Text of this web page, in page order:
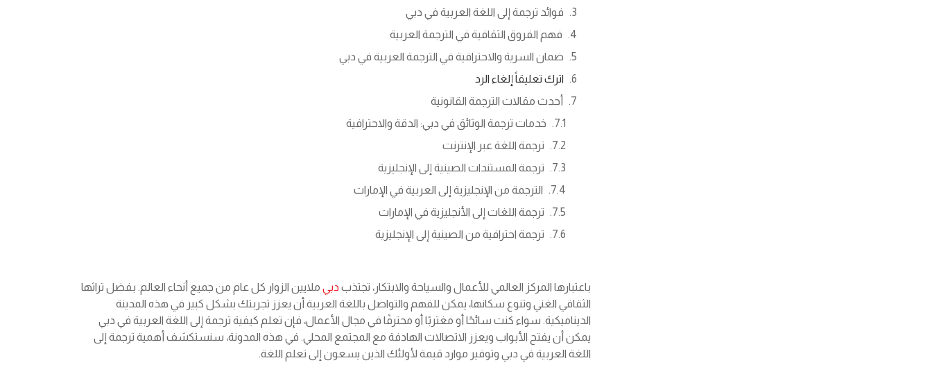
فوائد ترجمة إلى اللغة العربية في دبي
فهم الفروق الثقافية في الترجمة العربية
ضمان السرية والاحترافية في الترجمة العربية في دبي
اترك تعليقاً إلغاء الرد
أحدث مقالات الترجمة القانونية
خدمات ترجمة الوثائق في دبي: الدقة والاحترافية
ترجمة اللغة عبر الإنترنت
ترجمة المستندات الصينية إلى الإنجليزية
الترجمة من الإنجليزية إلى العربية في الإمارات
ترجمة اللغات إلى الأنجليزية في الإمارات
ترجمة احترافية من الصينية إلى الإنجليزية
باعتبارها المركز العالمي للأعمال والسياحة والابتكار، تجتذب دبيملايين الزوار كل عام من جميع أنحاء العالم. بفضل تراثها
الثقافي الغني وتنوع سكانها، يمكن للفهم والتواصل باللغة العربية أن يعزز تجربتك بشكل كبير في هذه المدينة
الديناميكية. سواء كنت سائحًا أو مغتربًا أو محترفًا في مجال الأعمال، فإن تعلم كيفية ترجمة إلى اللغة العربية في دبي
يمكن أن يفتح الأبواب ويعزز الاتصالات الهادفة مع المجتمع المحلي. في هذه المدونة، سنستكشف أهمية ترجمة إلى
اللغة العربية في دبي وتوفير موارد قيمة لأولئك الذين يسعون إلى تعلم اللغة.